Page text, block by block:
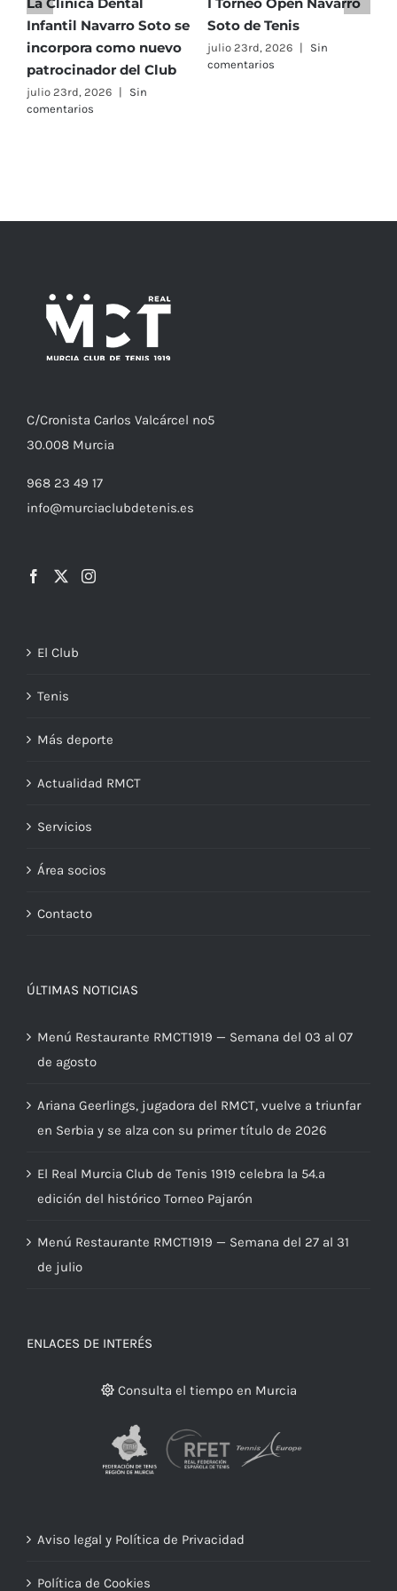
social
La Clínica Dental
Infantil Navarro Soto se
incorpora como nuevo
patrocinador del Club
julio 23rd, 2026 |
Sin
comentarios
I Torneo Open Navarro
Soto de Tenis
julio 23rd, 2026 |
Sin
comentarios
C/Cronista Carlos Valcárcel nº5
30.008 Murcia
968 23 49 17
info@murciaclubdetenis.es
El Club
Tenis
Más deporte
Actualidad RMCT
Servicios
Área socios
Contacto
ÚLTIMAS NOTICIAS
Menú Restaurante RMCT1919 — Semana del 03 al 07
de agosto
Ariana Geerlings, jugadora del RMCT, vuelve a triunfar
en Serbia y se alza con su primer título de 2026
El Real Murcia Club de Tenis 1919 celebra la 54.ª
edición del histórico Torneo Pajarón
Menú Restaurante RMCT1919 — Semana del 27 al 31
de julio
ENLACES DE INTERÉS
Consulta el tiempo en Murcia
Aviso legal y Política de Privacidad
Política de Cookies